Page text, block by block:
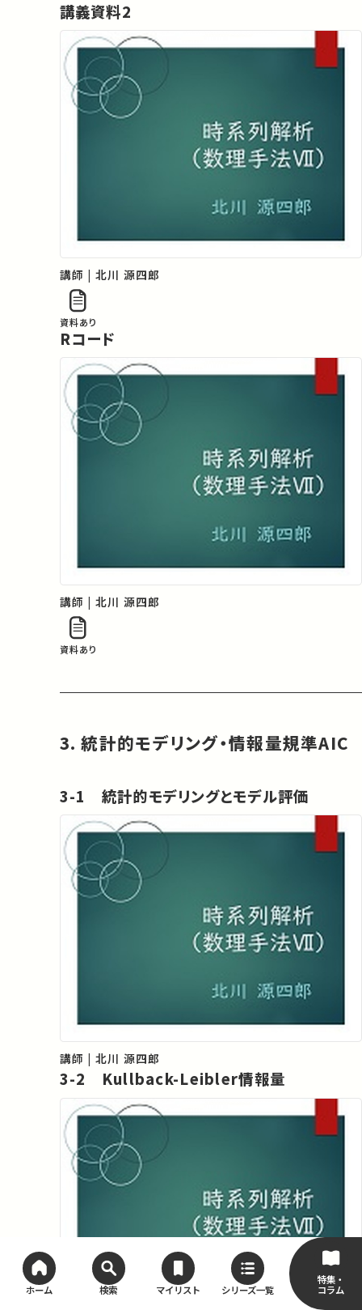
ホーム 検索 マイリスト シリーズ一覧
特集・
コラム
講義資料2
講師 | 北川 源四郎
資料あり
Rコード
講師 | 北川 源四郎
資料あり
3. 統計的モデリング・情報量規準AIC
3-1 統計的モデリングとモデル評価
講師 | 北川 源四郎
3-2 Kullback-Leibler情報量